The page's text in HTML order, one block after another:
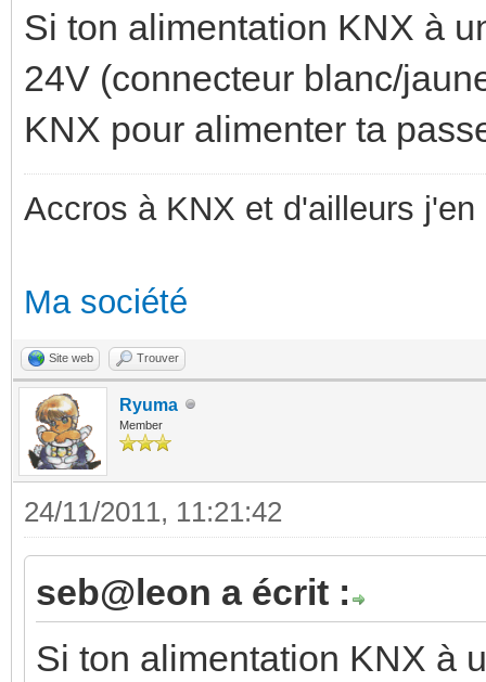
Si ton alimentation KNX à
24V (connecteur blanc/
KNX pour alimenter ta
Accros à KNX et d'ailleurs
Ma société
Site web Trouver
Ryuma
Member
24/11/2011, 11:21:42
seb@leon a écrit :
Si ton alimentation KNX à